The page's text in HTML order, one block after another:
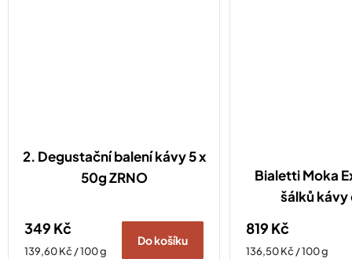
2. Degustační balení kávy 5 x
50g ZRNO
349 Kč
Měrná
139,60 Kč / 100 g
Do košíku
Bialetti Moka
šálků kávy
819 Kč
Měrná
136,50 Kč / 100 g